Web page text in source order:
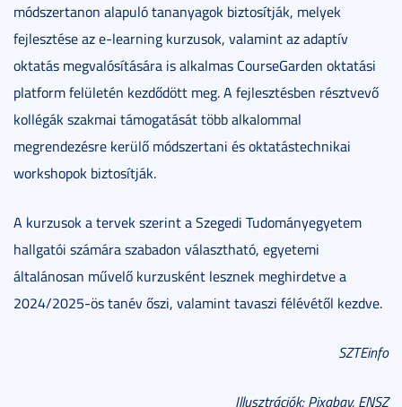
módszertanon alapuló tananyagok biztosítják, melyek
fejlesztése az e-learning kurzusok, valamint az adaptív
oktatás megvalósítására is alkalmas CourseGarden oktatási
platform felületén kezdődött meg. A fejlesztésben résztvevő
kollégák szakmai támogatását több alkalommal
megrendezésre kerülő módszertani és oktatástechnikai
workshopok biztosítják.
A kurzusok a tervek szerint a Szegedi Tudományegyetem
hallgatói számára szabadon választható, egyetemi
általánosan művelő kurzusként lesznek meghirdetve a
2024/2025-ös tanév őszi, valamint tavaszi félévétől kezdve.
SZTEinfo
Illusztrációk: Pixabay, ENSZ